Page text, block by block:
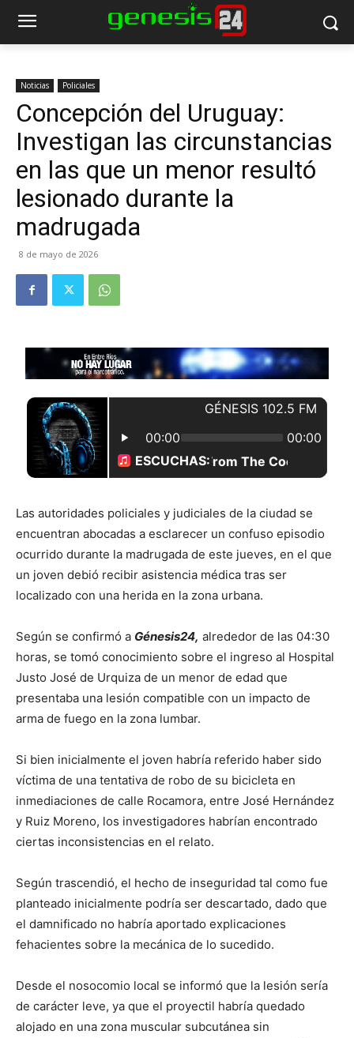
Noticias Policiales
Concepción del Uruguay:
Investigan las circunstancias
en las que un menor resultó
lesionado durante la
madrugada
8 de mayo de 2026
Las autoridades policiales y judiciales de la ciudad se
encuentran abocadas a esclarecer un confuso episodio
ocurrido durante la madrugada de este jueves, en el que
un joven debió recibir asistencia médica tras ser
localizado con una herida en la zona urbana.
Según se confirmó a Génesis24, alrededor de las 04:30
horas, se tomó conocimiento sobre el ingreso al Hospital
Justo José de Urquiza de un menor de edad que
presentaba una lesión compatible con un impacto de
arma de fuego en la zona lumbar.
Si bien inicialmente el joven habría referido haber sido
víctima de una tentativa de robo de su bicicleta en
inmediaciones de calle Rocamora, entre José Hernández
y Ruiz Moreno, los investigadores habrían encontrado
ciertas inconsistencias en el relato.
Según trascendió, el hecho de inseguridad tal como fue
planteado inicialmente podría ser descartado, dado que
el damnificado no habría aportado explicaciones
fehacientes sobre la mecánica de lo sucedido.
Desde el nosocomio local se informó que la lesión sería
de carácter leve, ya que el proyectil habría quedado
alojado en una zona muscular subcutánea sin